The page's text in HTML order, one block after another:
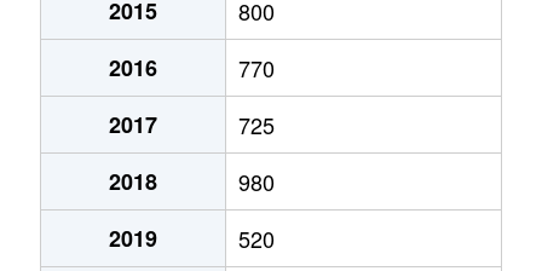
澄川２条
790万円
澄川２条
1,300万円
澄川３条
1,000万円
澄川４条
720万円
澄川４条
2,600万円
2015
800
2016
770
2017
725
2018
980
2019
520